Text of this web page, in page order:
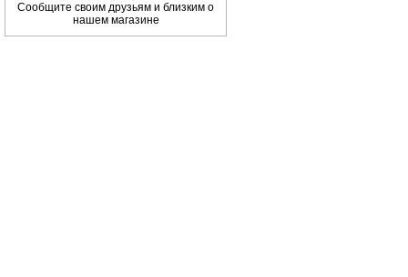
Сообщите своим друзьям и близким о
нашем магазине